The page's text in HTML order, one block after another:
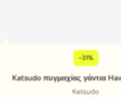
Pridať do košíka
-31%
Katsudo πυγμαχίας γάντια
Katsudo